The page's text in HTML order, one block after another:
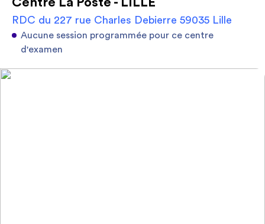
RDC du 227 rue Charles Debierre 59035 Lille
Aucune session programmée pour ce centre
d'examen